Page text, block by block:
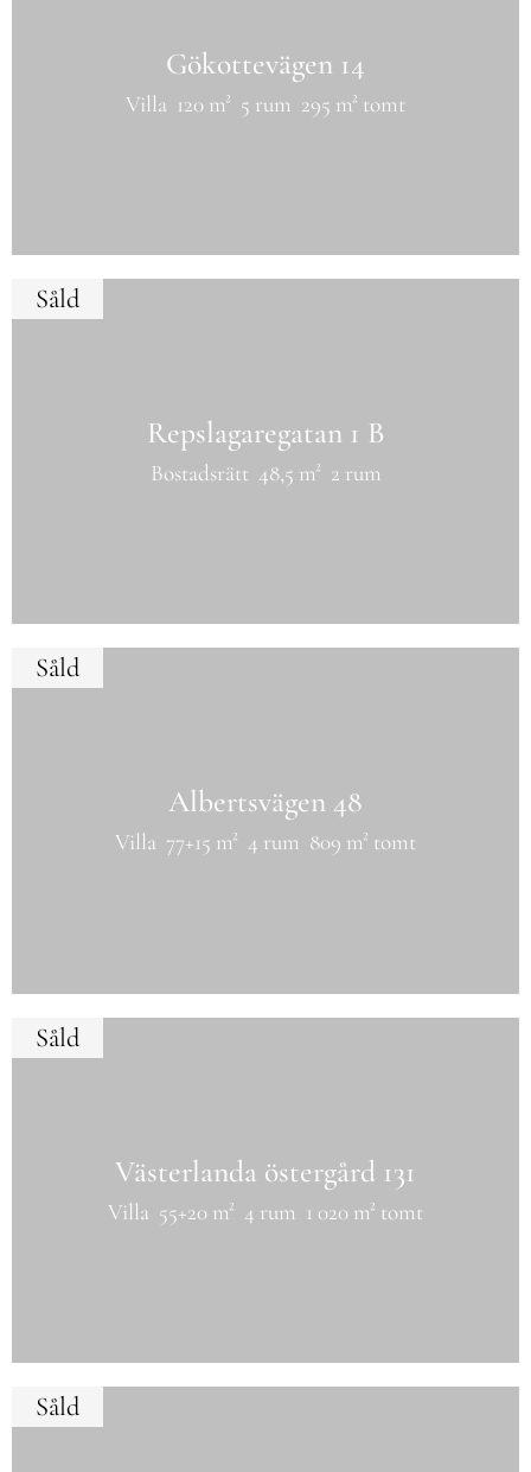
Gökottevägen 14
Villa 120 m² 5 rum 295 m² tomt
Repslagaregatan 1 B
Bostadsrätt 48,5 m² 2 rum
Såld
Albertsvägen 48
Villa 77+15 m² 4 rum 809 m² tomt
Såld
Västerlanda östergård 131
Villa 55+20 m² 4 rum 1 020 m² tomt
Såld
Såld